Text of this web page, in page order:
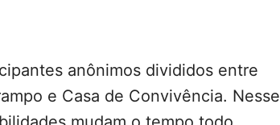
anônimos divididos entre
e Casa de Convivência. Nesse